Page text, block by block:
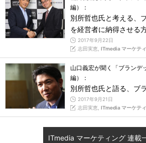
編）：
別所哲也氏と考える、
を経営者に納得させる
2017年9月22日
志田実恵, ITmedia マーケテ
山口義宏が聞く「ブランデ
編）：
別所哲也氏と語る、ブ
2017年9月21日
志田実恵, ITmedia マーケテ
ITmedia マーケティング 連載